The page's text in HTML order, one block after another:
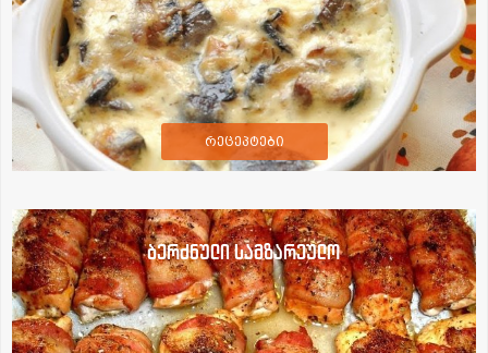
რეცეპტები
ბერძნული სამზარეულო